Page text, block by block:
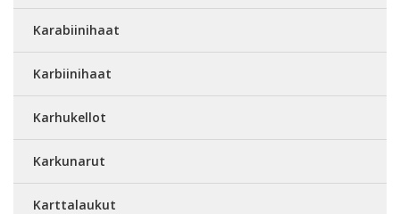
Karabiinihaat
Karbiinihaat
Karhukellot
Karkunarut
Karttalaukut